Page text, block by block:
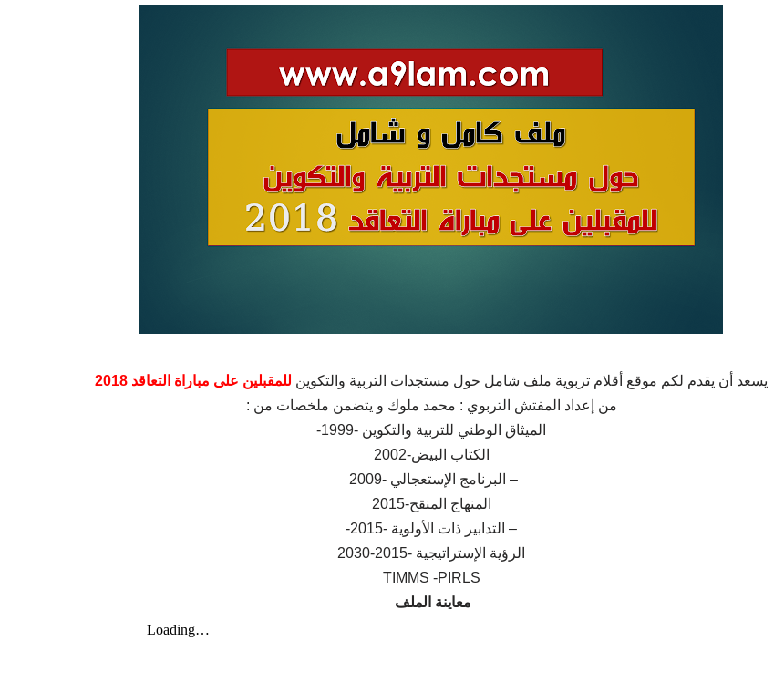
يسعد أن يقدم لكم موقع أقلام تربوية ملف شامل حول مستجدات التربية والتكوين للمقبلين على مباراة التعاقد 2018
من إعداد المفتش التربوي : محمد ملوك و يتضمن ملخصات من :
الميثاق الوطني للتربية والتكوين -1999-
الكتاب البيض-2002
– البرنامج الإستعجالي -2009
المنهاج المنقح-2015
– التدابير ذات الأولوية -2015-
الرؤية الإستراتيجية -2015-2030
TIMMS -PIRLS
معاينة الملف